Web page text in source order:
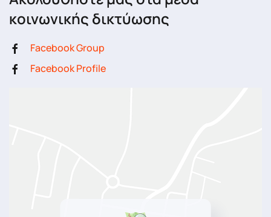
κοινωνικής δικτύωσης
Facebook Group
Facebook Profile